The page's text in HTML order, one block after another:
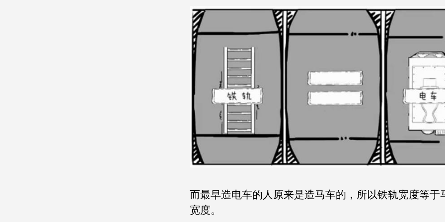
而最早造电车的人原来是造马车的，所以铁轨宽度等于
宽度。